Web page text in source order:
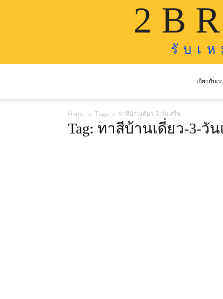
2 B
รั บ เ ห
เกี่ยวกับเร
Home Tags ทาสีบ้านเดี่ยว-3-วันเสร็จ
Tag: ทาสีบ้านเดี่ยว-3-วัน